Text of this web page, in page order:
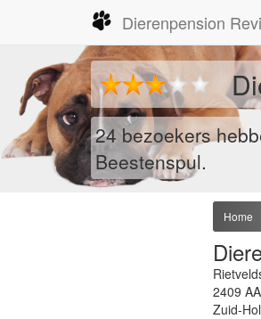
Dierenpension
24 bezoekers
Beestenspul.
Home
2409 AA
Zuid-